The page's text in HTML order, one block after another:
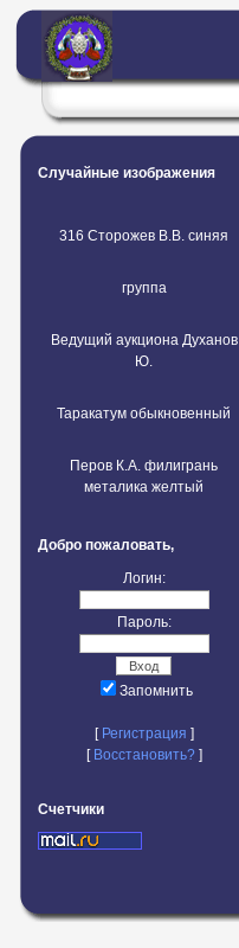
Случайные изображения
316 Сторожев В.В. синяя
группа
Ведущий аукциона Духанов
Ю.
Таракатум обыкновенный
Перов К.А. филигрань
металика желтый
Добро пожаловать,
Логин:
Пароль:
Запомнить
[ Регистрация ]
[ Восстановить?]
Счетчики